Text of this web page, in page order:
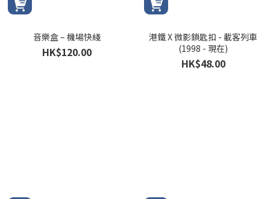
音樂盒 – 機場快綫
HK$120.00
港鐵 X 微影鎖匙扣 - 載客列車
(1998 - 現在)
HK$48.00